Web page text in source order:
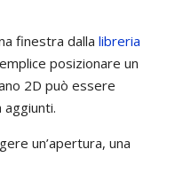
finestra dalla libreria
posizionare un
2D può essere
aggiunti.
un’apertura, una